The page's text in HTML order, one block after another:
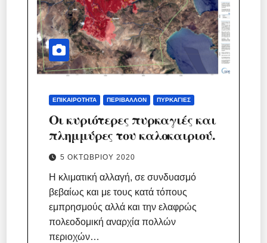
ΕΠΙΚΑΙΡΌΤΗΤΑ ΠΕΡΙΒΆΛΛΟΝ ΠΥΡΚΑΓΙΈΣ
Οι κυριότερες πυρκαγιές και
πλημμύρες του καλοκαιριού.
5 ΟΚΤΩΒΡΊΟΥ 2020
Η κλιματική αλλαγή, σε συνδυασμό
βεβαίως και με τους κατά τόπους
εμπρησμούς αλλά και την ελαφρώς
πολεοδομική αναρχία πολλών
περιοχών…